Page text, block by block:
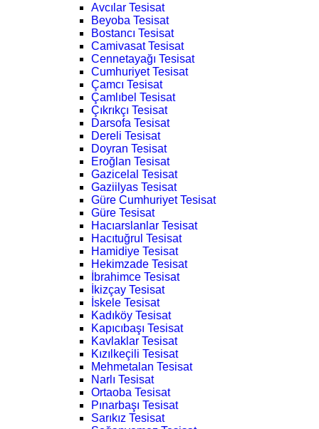
Avcılar Tesisat
Beyoba Tesisat
Bostancı Tesisat
Camivasat Tesisat
Cennetayağı Tesisat
Cumhuriyet Tesisat
Çamcı Tesisat
Çamlıbel Tesisat
Çıkrıkçı Tesisat
Darsofa Tesisat
Dereli Tesisat
Doyran Tesisat
Eroğlan Tesisat
Gazicelal Tesisat
Gaziilyas Tesisat
Güre Cumhuriyet Tesisat
Güre Tesisat
Hacıarslanlar Tesisat
Hacıtuğrul Tesisat
Hamidiye Tesisat
Hekimzade Tesisat
İbrahimce Tesisat
İkizçay Tesisat
İskele Tesisat
Kadıköy Tesisat
Kapıcıbaşı Tesisat
Kavlaklar Tesisat
Kızılkeçili Tesisat
Mehmetalan Tesisat
Narlı Tesisat
Ortaoba Tesisat
Pınarbaşı Tesisat
Sarıkız Tesisat